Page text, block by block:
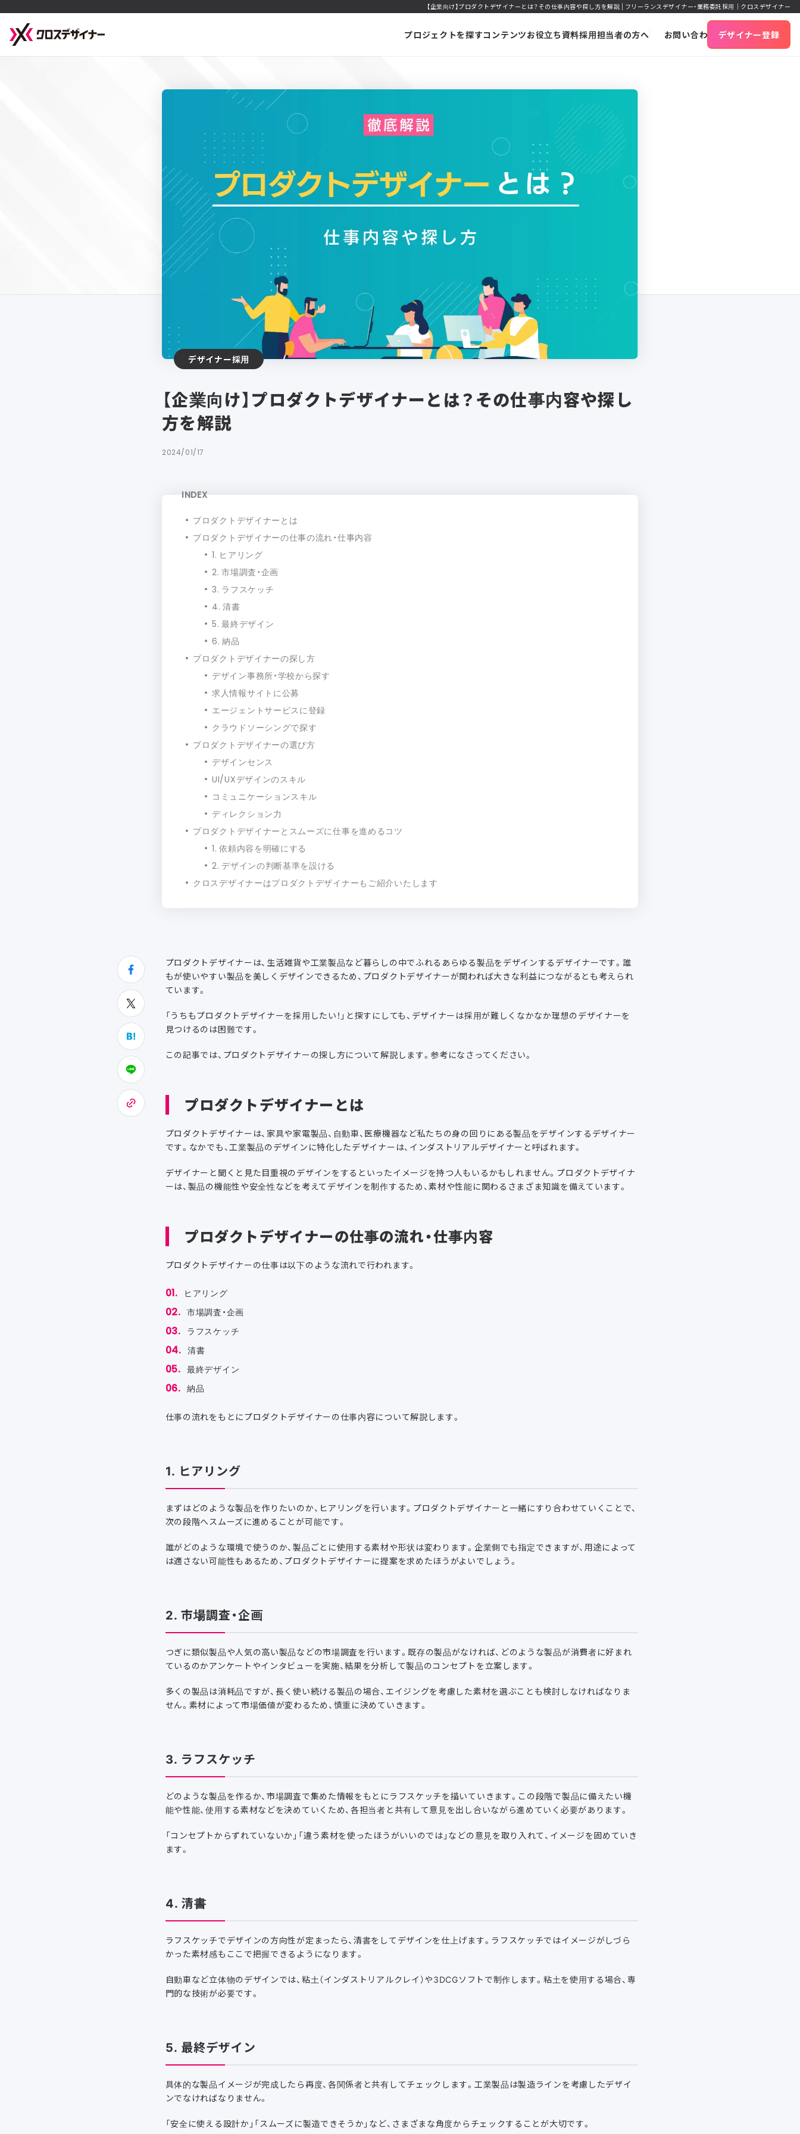
【企業向け】プロダクトデザイナーとは？その仕事内容や探し方を解説 | フリーランスデザイナー・業務委託採用｜クロスデザイナー
プロジェクトを探すコンテンツお役立ち資料採用担当者の方へ お問い合わせ デザイナー登録
デザイナー採用
【企業向け】プロダクトデザイナーとは？その仕事内容や探し
方を解説
2024/01/17
INDEX
プロダクトデザイナーとは
プロダクトデザイナーの仕事の流れ・仕事内容
1. ヒアリング
2. 市場調査・企画
3. ラフスケッチ
4. 清書
5. 最終デザイン
6. 納品
プロダクトデザイナーの探し方
デザイン事務所・学校から探す
求人情報サイトに公募
エージェントサービスに登録
クラウドソーシングで探す
プロダクトデザイナーの選び方
デザインセンス
UI/UXデザインのスキル
コミュニケーションスキル
ディレクション力
プロダクトデザイナーとスムーズに仕事を進めるコツ
1. 依頼内容を明確にする
2. デザインの判断基準を設ける
クロスデザイナーはプロダクトデザイナーもご紹介いたします
プロダクトデザイナーは、生活雑貨や工業製品など暮らしの中でふれるあらゆる製品をデザインするデザイナーです。誰
もが使いやすい製品を美しくデザインできるため、プロダクトデザイナーが関われば大きな利益につながるとも考えられ
ています。
「うちもプロダクトデザイナーを採用したい！」と探すにしても、デザイナーは採用が難しくなかなか理想のデザイナーを
見つけるのは困難です。
この記事では、プロダクトデザイナーの探し方について解説します。参考になさってください。
プロダクトデザイナーとは
プロダクトデザイナーは、家具や家電製品、自動車、医療機器など私たちの身の回りにある製品をデザインするデザイナー
です。なかでも、工業製品のデザインに特化したデザイナーは、インダストリアルデザイナーと呼ばれます。
デザイナーと聞くと見た目重視のデザインをするといったイメージを持つ人もいるかもしれません。プロダクトデザイナ
ーは、製品の機能性や安全性などを考えてデザインを制作するため、素材や性能に関わるさまざま知識を備えています。
プロダクトデザイナーの仕事の流れ・仕事内容
プロダクトデザイナーの仕事は以下のような流れで行われます。
ヒアリング
市場調査・企画
ラフスケッチ
清書
最終デザイン
納品
仕事の流れをもとにプロダクトデザイナーの仕事内容について解説します。
1. ヒアリング
まずはどのような製品を作りたいのか、ヒアリングを行います。プロダクトデザイナーと一緒にすり合わせていくことで、
次の段階へスムーズに進めることが可能です。
誰がどのような環境で使うのか、製品ごとに使用する素材や形状は変わります。企業側でも指定できますが、用途によって
は適さない可能性もあるため、プロダクトデザイナーに提案を求めたほうがよいでしょう。
2. 市場調査・企画
つぎに類似製品や人気の高い製品などの市場調査を行います。既存の製品がなければ、どのような製品が消費者に好まれ
ているのかアンケートやインタビューを実施、結果を分析して製品のコンセプトを立案します。
多くの製品は消耗品ですが、長く使い続ける製品の場合、エイジングを考慮した素材を選ぶことも検討しなければなりま
せん。素材によって市場価値が変わるため、慎重に決めていきます。
3. ラフスケッチ
どのような製品を作るか、市場調査で集めた情報をもとにラフスケッチを描いていきます。この段階で製品に備えたい機
能や性能、使用する素材などを決めていくため、各担当者と共有して意見を出し合いながら進めていく必要があります。
「コンセプトからずれていないか」「違う素材を使ったほうがいいのでは」などの意見を取り入れて、イメージを固めていき
ます。
4. 清書
ラフスケッチでデザインの方向性が定まったら、清書をしてデザインを仕上げます。ラフスケッチではイメージがしづら
かった素材感もここで把握できるようになります。
自動車など立体物のデザインでは、粘土（インダストリアルクレイ）や3DCGソフトで制作します。粘土を使用する場合、専
門的な技術が必要です。
5. 最終デザイン
具体的な製品イメージが完成したら再度、各関係者と共有してチェックします。工業製品は製造ラインを考慮したデザイ
ンでなければなりません。
「安全に使える設計か」「スムーズに製造できそうか」など、さまざまな角度からチェックすることが大切です。